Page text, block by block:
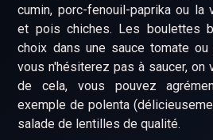
cumin, porc-fenouil-paprika ou la
et pois chiches. Les boulettes
choix dans une sauce tomate
vous n'hésiterez pas à saucer, on
de cela, vous pouvez
exemple de polenta
salade de lentilles de qualité.